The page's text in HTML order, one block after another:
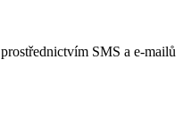
prostřednictvím SMS a e-mailů